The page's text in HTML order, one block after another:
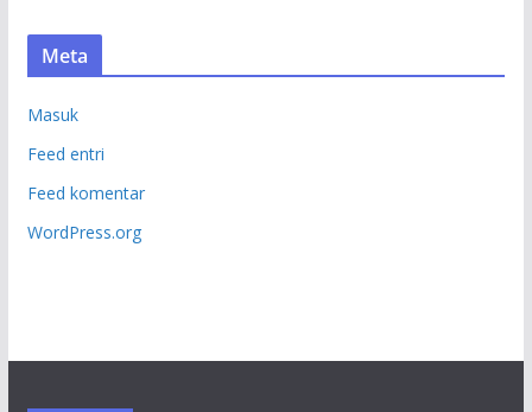
Meta
Masuk
Feed entri
Feed komentar
WordPress.org